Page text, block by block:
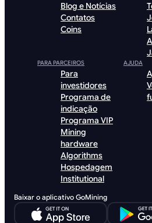
Blog e Notícias
Contatos
Coins
PARA PARCEIROS
Para
investidores
Programa de
indicação
Programa VIP
Mining
hardware
Algorithms
Hospedagem
Institutional
AJUDA
Baixar o aplicativo GoMining